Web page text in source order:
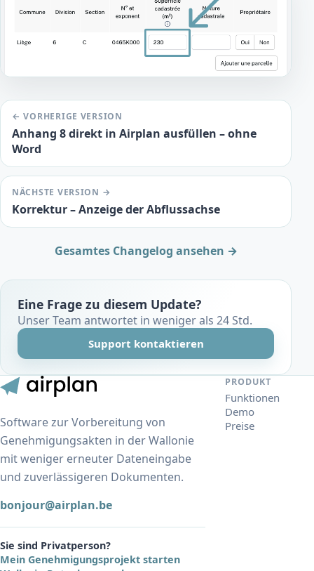
← VORHERIGE VERSION
Anhang 8 direkt in Airplan ausfüllen – ohne
Word
NÄCHSTE VERSION →
Korrektur – Anzeige der Abflussachse
Gesamtes Changelog ansehen →
Eine Frage zu diesem Update?
Unser Team antwortet in weniger als 24 Std.
Support kontaktieren
Software zur Vorbereitung von
Genehmigungsakten in der Wallonie
mit weniger erneuter Dateneingabe
und zuverlässigeren Dokumenten.
bonjour@airplan.be
Sie sind Privatperson?
Mein Genehmigungsprojekt starten
PRODUKT
Funktionen
Demo
Preise